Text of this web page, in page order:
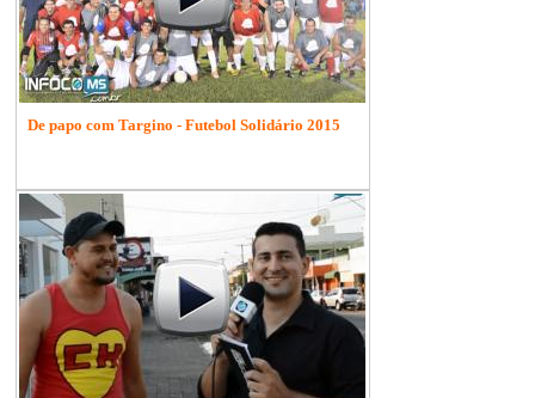
De papo com Targino - Futebol Solidário 2015